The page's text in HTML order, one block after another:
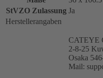
StVZO Zulassung Ja
Herstellerangaben
CATEYE
2-8-25
Osaka
Mail: